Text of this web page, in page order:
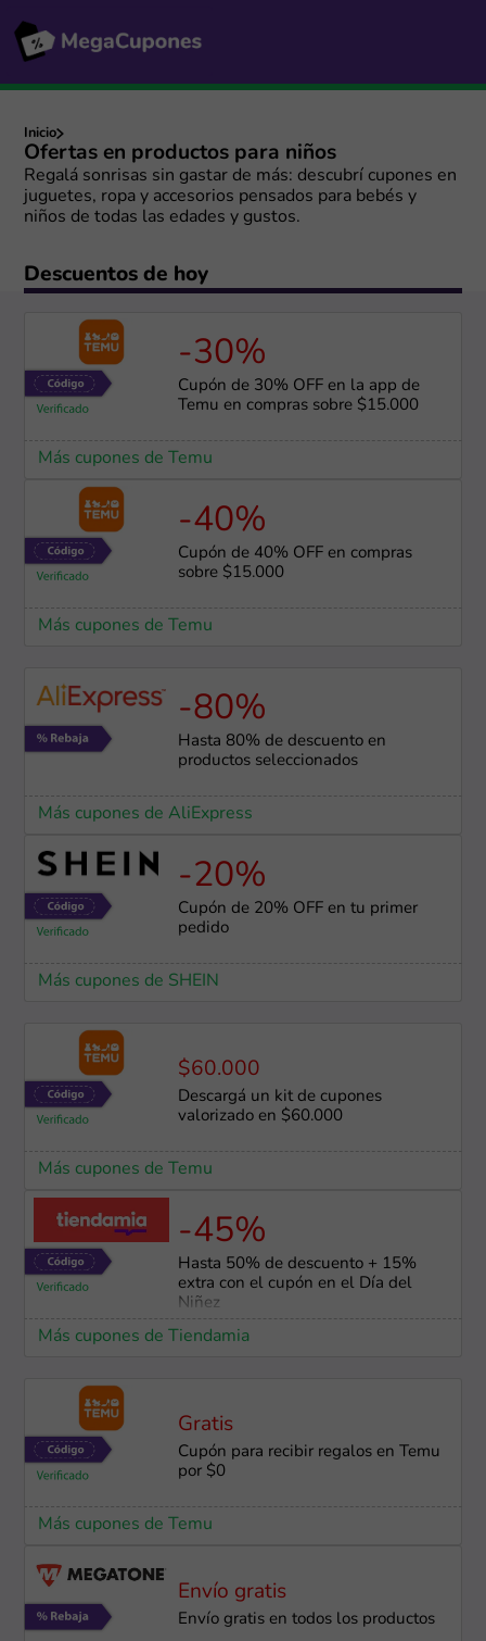
Inicio
Ofertas en productos para niños
Regalá sonrisas sin gastar de más: descubrí cupones en
juguetes, ropa y accesorios pensados para bebés y
niños de todas las edades y gustos.
Descuentos de hoy
-30%
Cupón de 30% OFF en la app de
Temu en compras sobre $15.000
Más cupones de Temu
-40%
Cupón de 40% OFF en compras
sobre $15.000
Más cupones de Temu
-80%
Hasta 80% de descuento en
productos seleccionados
Más cupones de AliExpress
-20%
Cupón de 20% OFF en tu primer
pedido
Más cupones de SHEIN
$60.000
Descargá un kit de cupones
valorizado en $60.000
Más cupones de Temu
-45%
Hasta 50% de descuento + 15%
extra con el cupón en el Día del
Niñez
Más cupones de Tiendamia
Gratis
Cupón para recibir regalos en Temu
por $0
Más cupones de Temu
Envío gratis
Envío gratis en todos los productos